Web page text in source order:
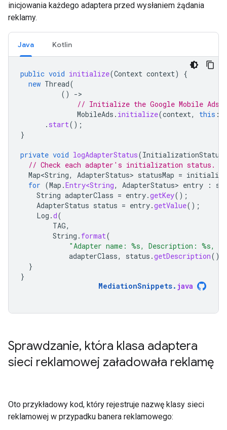
inicjowania każdego adaptera przed wysłaniem żądania
reklamy.
Java Kotlin
public void initialize(Context context)
{
new Thread(
()
-
// Initialize the Google Mobile Ads
MobileAds . initialize(context, this ::
. start();
}
private void logAdapterStatus(InitializationStatus
// Check each adapter's initialization status.
Map<String, AdapterStatus> statusMap =
for (Map .Entry<String, AdapterStatus> entry :
String adapterClass = entry.getKey();
AdapterStatus status = entry.getValue();
Log .d(
TAG,
String . format(
"Adapter name: %s, Description: %s,
adapterClass, status .getDescription(),
}
}
MediationSnippets. java
Sprawdzanie, która klasa adaptera
sieci reklamowej załadowała reklamę
Oto przykładowy kod, który rejestruje nazwę klasy sieci
reklamowej w przypadku banera reklamowego: